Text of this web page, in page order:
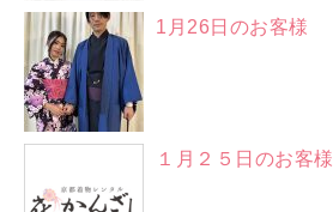
1月26日のお客様
１月２５日のお客様